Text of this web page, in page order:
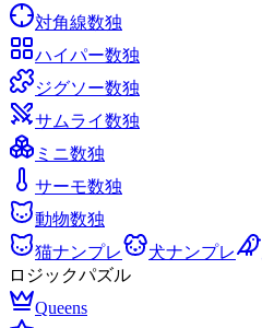
対角線数独
ハイパー数独
ジグソー数独
サムライ数独
ミニ数独
サーモ数独
動物数独
猫ナンプレ
犬ナンプレ
ロジックパズル
Queens